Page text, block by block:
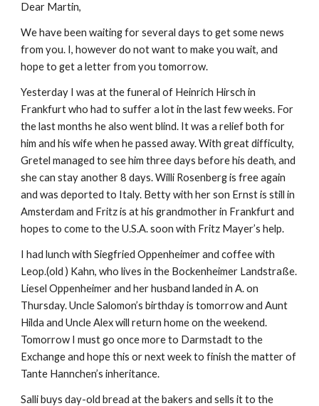
Dear Martin,
We have been waiting for several days to get some news
from you. I, however do not want to make you wait, and
hope to get a letter from you tomorrow.
Yesterday I was at the funeral of Heinrich Hirsch in
Frankfurt who had to suffer a lot in the last few weeks. For
the last months he also went blind. It was a relief both for
him and his wife when he passed away. With great difficulty,
Gretel managed to see him three days before his death, and
she can stay another 8 days. Willi Rosenberg is free again
and was deported to Italy. Betty with her son Ernst is still in
Amsterdam and Fritz is at his grandmother in Frankfurt and
hopes to come to the U.S.A. soon with Fritz Mayer’s help.
I had lunch with Siegfried Oppenheimer and coffee with
Leop.(old ) Kahn, who lives in the Bockenheimer Landstraße.
Liesel Oppenheimer and her husband landed in A. on
Thursday. Uncle Salomon’s birthday is tomorrow and Aunt
Hilda and Uncle Alex will return home on the weekend.
Tomorrow I must go once more to Darmstadt to the
Exchange and hope this or next week to finish the matter of
Tante Hannchen’s inheritance.
Salli buys day-old bread at the bakers and sells it to the